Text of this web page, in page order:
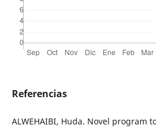
Referencias
ALWEHAIBI, Huda. Novel program